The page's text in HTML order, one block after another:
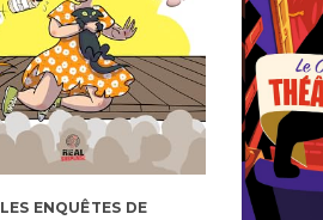
LES ENQUÊTES DE